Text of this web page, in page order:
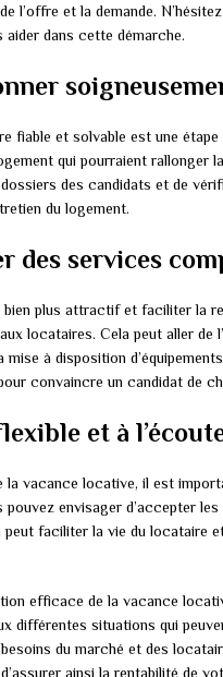
l’offre et la demande.
aider dans cette démarche.
fiable et solvable est une
qui pourraient rallonger
des candidats et de
du logement.
des services
plus attractif et faciliter la
locataires. Cela peut aller de
mise à disposition
convaincre un candidat de
et à
la vacance locative, il est
pouvez envisager d’accepter
peut faciliter la vie du locataire
efficace de la vacance
différentes situations qui
du marché et des
ainsi la rentabilité de